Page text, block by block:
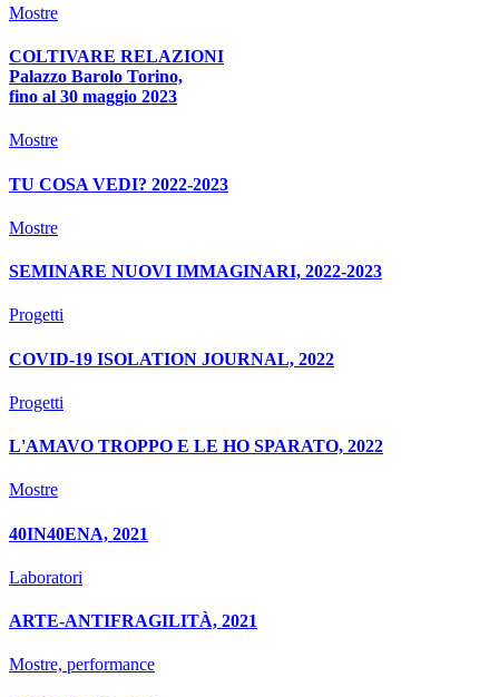
Mostre
COLTIVARE RELAZIONI
Palazzo Barolo Torino,
fino al 30 maggio 2023
Mostre
TU COSA VEDI? 2022-2023
Mostre
SEMINARE NUOVI IMMAGINARI, 2022-2023
Progetti
COVID-19 ISOLATION JOURNAL, 2022
Progetti
L'AMAVO TROPPO E LE HO SPARATO, 2022
Mostre
40IN40ENA, 2021
Laboratori
ARTE-ANTIFRAGILITÀ, 2021
Mostre, performance